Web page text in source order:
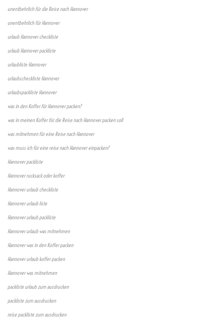
unentbehrlich für die Reise nach Hannover
unentbehrlich für Hannover
urlaub Hannover checkliste
urlaub Hannover packliste
urlaubliste Hannover
urlaubscheckliste Hannover
urlaubspackliste Hannover
was in den Koffer für Hannover packen?
was in meinen Koffer für die Reise nach Hannover packen soll
was mitnehmen für eine Reise nach Hannover
was muss ich für eine reise nach Hannover einpacken?
Hannover packliste
Hannover rucksack oder koffer
Hannover urlaub checkliste
Hannover urlaub liste
Hannover urlaub packliste
Hannover urlaub was mitnehmen
Hannover was in den Koffer packen
Hannover urlaub koffer packen
Hannover was mitnehmen
packliste urlaub zum ausdrucken
packliste zum ausdrucken
reise packliste zum ausdrucken